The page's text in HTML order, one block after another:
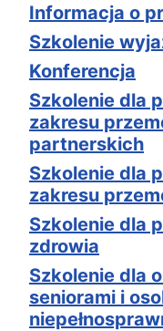
Informacja o
Szkolenie
Konferencja
Szkolenie dla
zakresu
partnerskich
Szkolenie dla
zakresu
Szkolenie dla
zdrowia
Szkolenie dla
seniorami i